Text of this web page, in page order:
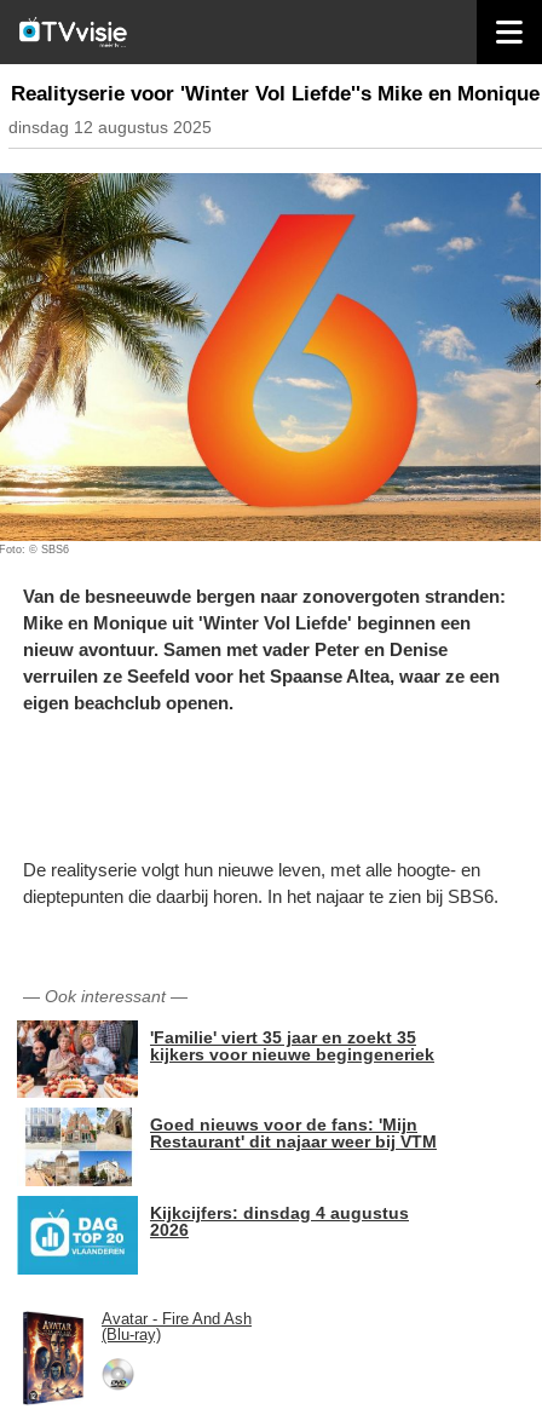
nieuws nederland
Realityserie voor 'Winter Vol Liefde''s Mike en Monique
dinsdag 12 augustus 2025
Foto: © SBS6
Van de besneeuwde bergen naar zonovergoten stranden:
Mike en Monique uit 'Winter Vol Liefde' beginnen een
nieuw avontuur. Samen met vader Peter en Denise
verruilen ze Seefeld voor het Spaanse Altea, waar ze een
eigen beachclub openen.
De realityserie volgt hun nieuwe leven, met alle hoogte- en
dieptepunten die daarbij horen. In het najaar te zien bij SBS6.
— Ook interessant—
'Familie' viert 35 jaar en zoekt 35
kijkers voor nieuwe begingeneriek
Goed nieuws voor de fans: 'Mijn
Restaurant' dit najaar weer bij VTM
Kijkcijfers: dinsdag 4 augustus
2026
Avatar - Fire And Ash
(Blu-ray)